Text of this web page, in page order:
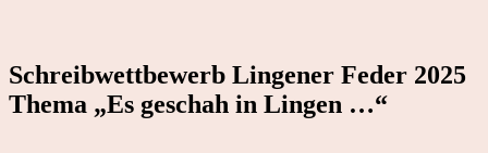
Schreibwettbewerb Lingener Feder 2025
Thema „Es geschah in Lingen …“